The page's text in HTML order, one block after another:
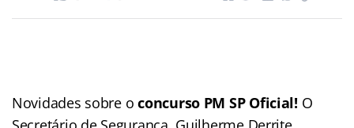
Novidades sobre oconcurso PM SP Oficial! O